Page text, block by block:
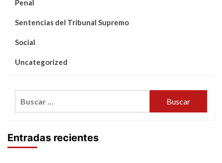
Penal
Sentencias del Tribunal Supremo
Social
Uncategorized
Entradas recientes